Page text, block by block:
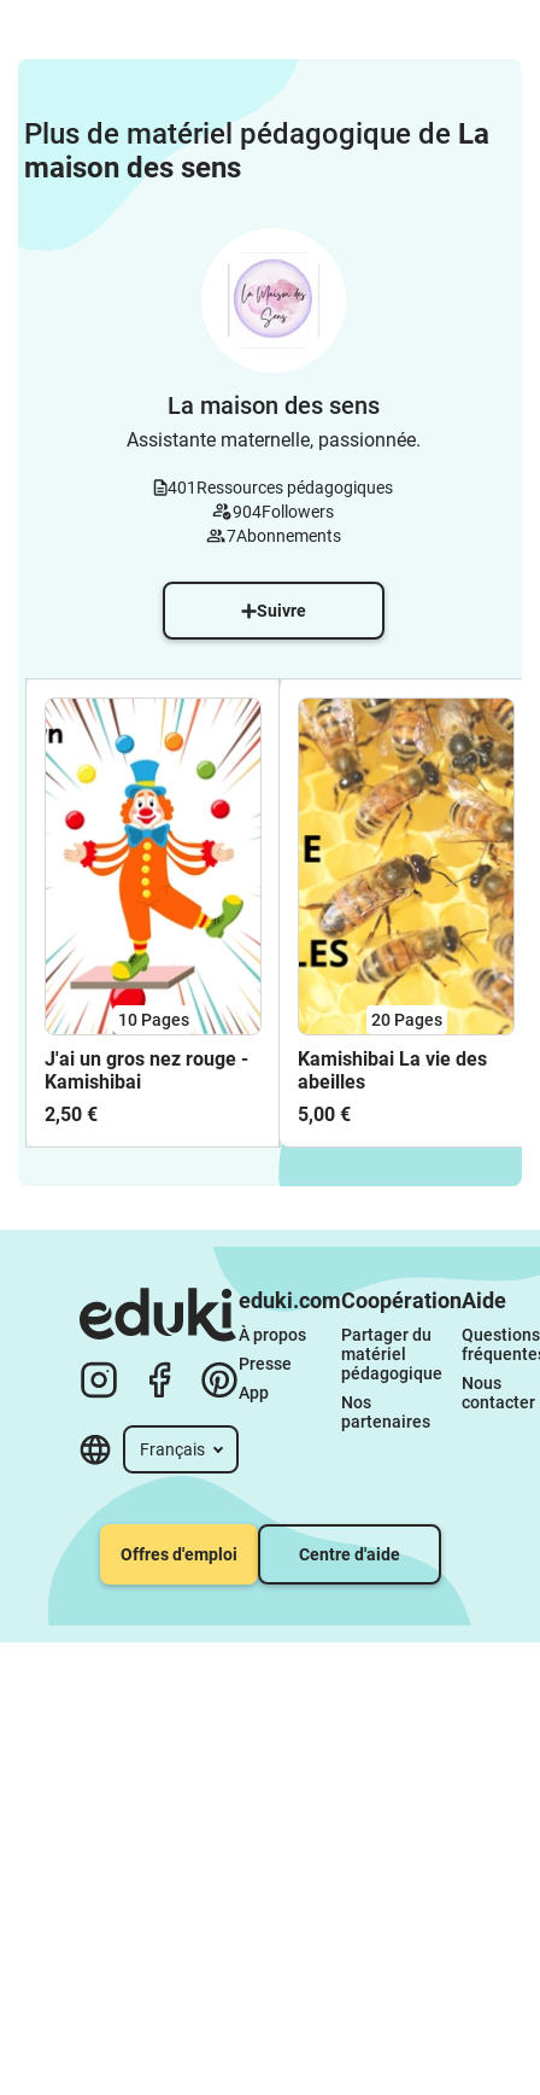
Plus de matériel pédagogique de La
maison des sens
La maison des sens
Assistante maternelle, passionnée.
401 Ressources pédagogiques
904Followers
7Abonnements
Suivre
10 Pages
J'ai un gros nez rouge -
Kamishibai
2,50 €
20 Pages
Kamishibai La vie des
abeilles
5,00 €
Français
eduki.com
À propos
Presse
App
Coopération
Partager du
matériel
pédagogique
Nos
partenaires
Aide
Questions
Nous
contacter
Offres d'emploi Centre d'aide